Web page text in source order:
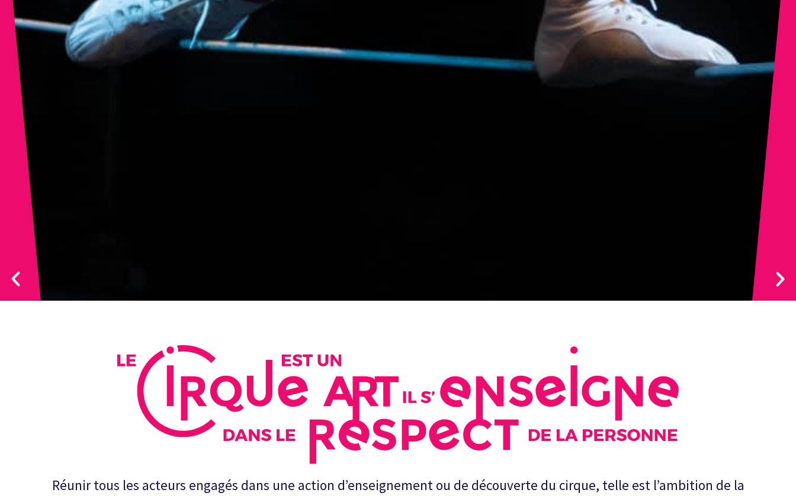
DISPONIBLE À
L'ÉCOUTE : CIRQUE
EN CLASSE
Réunir tous les acteurs engagés dans une action d’enseignement ou de découverte du cirque, telle est l’ambition de la